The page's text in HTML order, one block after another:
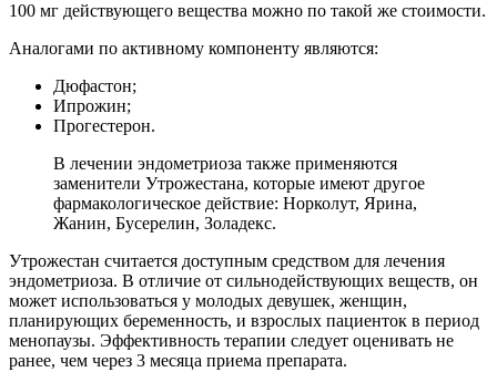
100 мг действующего вещества можно по такой же стоимости.
Аналогами по активному компоненту являются:
Дюфастон;
Ипрожин;
Прогестерон.
В лечении эндометриоза также применяются
заменители Утрожестана, которые имеют другое
фармакологическое действие: Норколут, Ярина,
Жанин, Бусерелин, Золадекс.
Утрожестан считается доступным средством для лечения
эндометриоза. В отличие от сильнодействующих веществ, он
может использоваться у молодых девушек, женщин,
планирующих беременность, и взрослых пациенток в период
менопаузы. Эффективность терапии следует оценивать не
ранее, чем через 3 месяца приема препарата.